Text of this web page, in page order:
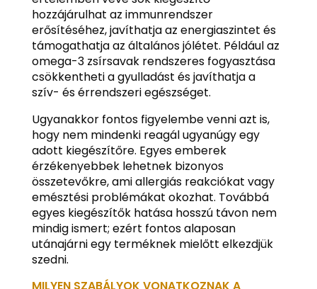
hozzájárulhat az immunrendszer
erősítéséhez, javíthatja az energiaszintet és
támogathatja az általános jólétet. Például az
omega-3 zsírsavak rendszeres fogyasztása
csökkentheti a gyulladást és javíthatja a
szív- és érrendszeri egészséget.
Ugyanakkor fontos figyelembe venni azt is,
hogy nem mindenki reagál ugyanúgy egy
adott kiegészítőre. Egyes emberek
érzékenyebbek lehetnek bizonyos
összetevőkre, ami allergiás reakciókat vagy
emésztési problémákat okozhat. Továbbá
egyes kiegészítők hatása hosszú távon nem
mindig ismert; ezért fontos alaposan
utánajárni egy terméknek mielőtt elkezdjük
szedni.
MILYEN SZABÁLYOK VONATKOZNAK A